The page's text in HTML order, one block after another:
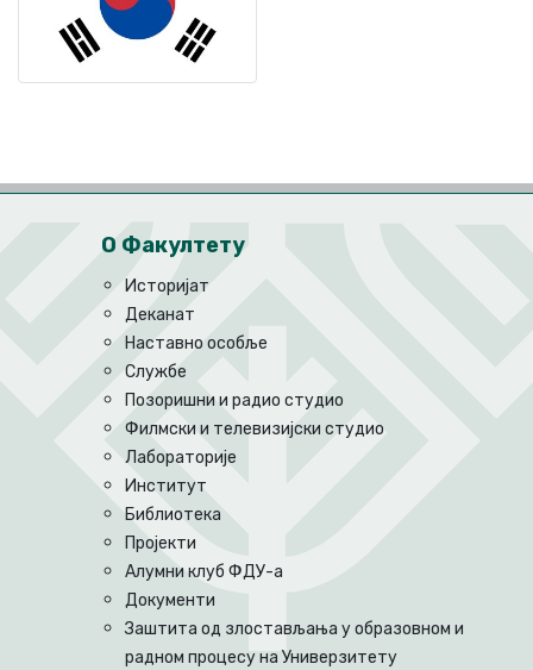
О Факултету
Историјат
Деканат
Наставно особље
Службе
Позоришни и радио студио
Филмски и телевизијски студио
Лабораторије
Институт
Библиотека
Пројекти
Алумни клуб ФДУ-а
Документи
Заштита од злостављања у образовном и
радном процесу на Универзитету